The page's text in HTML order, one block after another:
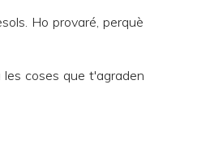
Ho provaré, perquè
coses que t'agraden